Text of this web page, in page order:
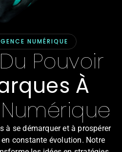
NUMÉRIQUE
Pouvoir
À
à se démarquer et à prospérer
constante évolution. Notre